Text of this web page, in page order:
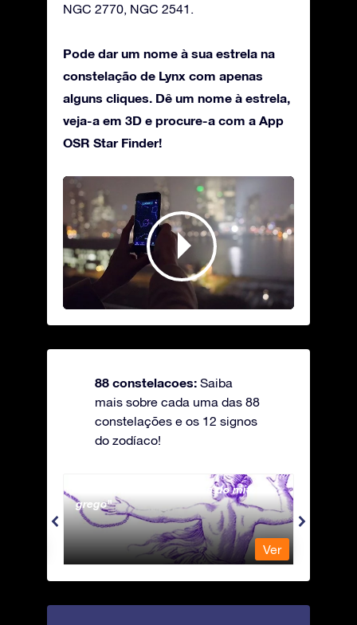
NGC 2770, NGC 2541.
Pode dar um nome à sua estrela na
constelação de Lynx com apenas
alguns cliques. Dê um nome à estrela,
veja-a em 3D e procure-a com a App
OSR Star Finder!
88 constelacoes: Saiba
mais sobre cada uma das 88
constelações e os 12 signos
do zodíaco!
Andromeda - A Princesa do mito
grego
Ver